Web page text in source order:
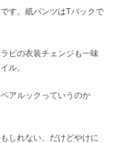
す。紙パンツはTバックで
ピの衣装チェンジも一味
ル。
アルックっていうのか
しれない、だけどやけに